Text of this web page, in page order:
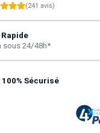
(241 avis)
sous 24/48h*
Sécurisé